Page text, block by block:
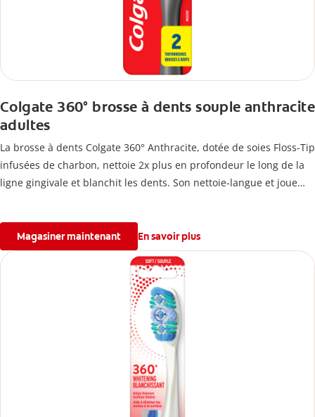
Colgate 360° brosse à dents souple anthracite
adultes
La brosse à dents Colgate 360° Anthracite, dotée de soies Floss-Tip
infusées de charbon, nettoie 2x plus en profondeur le long de la
ligne gingivale et blanchit les dents. Son nettoie-langue et joue
avec emballage en carton 100 % recyclé.
Magasiner maintenant En savoir plus